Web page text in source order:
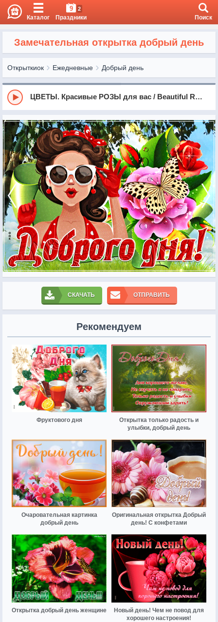
Каталог
9 2
Праздники Поиск
Замечательная открытка добрый день
Открыткиок Ежедневные Добрый день
ЦВЕТЫ. Красивые РОЗЫ для вас / Beautiful Roses - For you
СКАЧАТЬ ОТПРАВИТЬ
Рекомендуем
Фруктового дня
Открытка только радость и
улыбки, добрый день
Очаровательная картинка
добрый день
Оригинальная открытка Добрый
день! С конфетами
Открытка добрый день женщине
Новый день! Чем не повод для
хорошего настроения!